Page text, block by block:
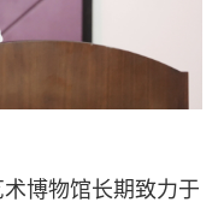
博物馆长期致力于